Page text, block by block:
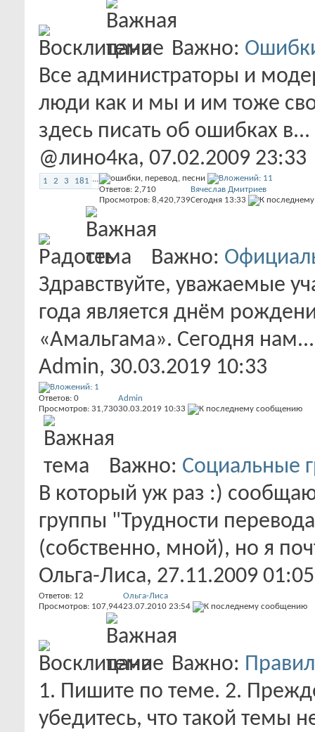
Важно:
Все администраторы и
люди как и мы и им тоже
здесь писать об ошибках в...
@лино4ка, 07.02.2009 23:33
1 2 3 ...
181
Ответов: 2,710
Просмотров: 8,420,739
Вячеслав Дмитриев
Сегодня 13:33
Важно:
Здравствуйте, уважаемые
года является днём
«Амальгама». Сегодня нам...
Admin, 30.03.2019 10:33
Ответов: 0
Просмотров: 31,730
Admin
30.03.2019 10:33
Важно: Социальные
В который уж раз :)
группы "Трудности
(собственно, мной), но я
Ольга-Лиса, 27.11.2009 01:05
Ответов: 12
Просмотров: 107,944
Ольга-Лиса
23.07.2010 23:54
Важно:
1. Пишите по теме. 2.
убедитесь, что такой темы